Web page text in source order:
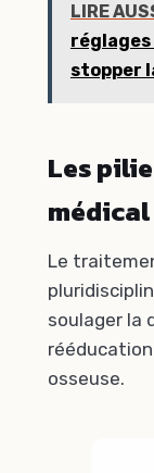
LIRE
réglages
stopper
Les
Le
soulager la
osseuse.